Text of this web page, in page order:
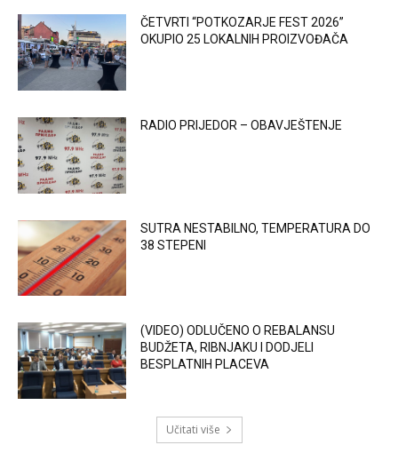
ČETVRTI “POTKOZARJE FEST 2026”
OKUPIO 25 LOKALNIH PROIZVOĐAČA
RADIO PRIJEDOR – OBAVJEŠTENJE
SUTRA NESTABILNO, TEMPERATURA DO
38 STEPENI
(VIDEO) ODLUČENO O REBALANSU
BUDŽETA, RIBNJAKU I DODJELI
BESPLATNIH PLACEVA
Učitati više